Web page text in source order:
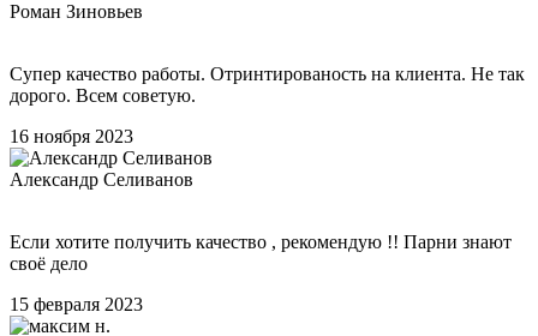
Роман Зиновьев
Супер качество работы. Отринтированость на клиента. Не так
дорого. Всем советую.
16 ноября 2023
Александр Селиванов
Если хотите получить качество , рекомендую !! Парни знают
своё дело
15 февраля 2023